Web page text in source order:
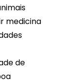
medicina
de